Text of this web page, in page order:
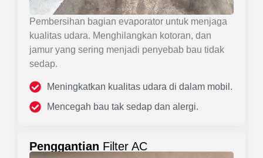
Pembersihan bagian evaporator untuk menjaga
kualitas udara. Menghilangkan kotoran, dan
jamur yang sering menjadi penyebab bau tidak
sedap.
Meningkatkan kualitas udara di dalam mobil.
Mencegah bau tak sedap dan alergi.
Penggantian Filter AC